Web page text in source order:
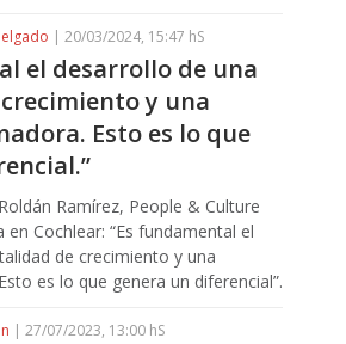
| 20/03/2024, 15:47 hS
el desarrollo de una
y una
Esto es lo que
Ramírez, People & Culture
Cochlear: “Es fundamental el
de crecimiento y una
es lo que genera un diferencial”.
| 27/07/2023, 13:00 hS